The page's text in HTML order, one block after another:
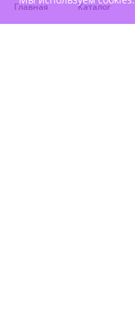
Главная Каталог